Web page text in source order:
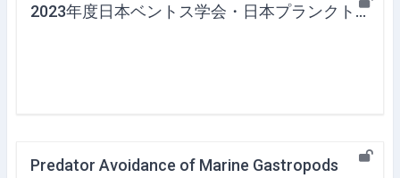
2023年度日本ベントス学会・日本プランクトン学会合同大会
Predator Avoidance of Marine Gastropods